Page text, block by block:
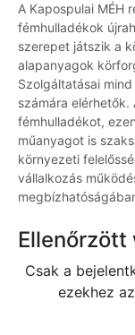
A Kapospulai MÉH
fémhulladékok
szerepet játszik a
alapanyagok
Szolgáltatásai
számára
fémhulladékot,
műanyagot is
környezeti
vállalkozás
Csak a
ezekhez